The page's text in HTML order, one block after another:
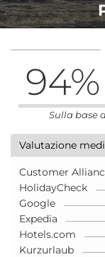
94%
Sulla base
Valutazione
Customer
HolidayCheck
Google
Expedia
Hotels.com
Kurzurlaub